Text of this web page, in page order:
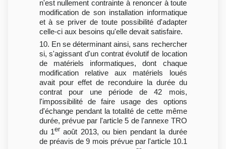
n'est nullement contrainte à renoncer à toute
modification de son installation informatique
et à se priver de toute possibilité d'adapter
celle-ci aux besoins qu'elle devait satisfaire.
10. En se déterminant ainsi, sans rechercher
si, s'agissant d'un contrat évolutif de location
de matériels informatiques, dont chaque
modification relative aux matériels loués
avait pour effet de reconduire la durée du
contrat pour une période de 42 mois,
l'impossibilité de faire usage des options
d'échange pendant la totalité de cette même
durée, prévue par l'article 5 de l'annexe TRO
du 1er août 2013, ou bien pendant la durée
de préavis de 9 mois prévue par l'article 10.1